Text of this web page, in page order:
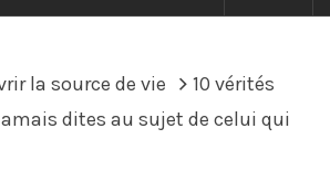
la source de vie
10 vérités
dites au sujet de celui qui